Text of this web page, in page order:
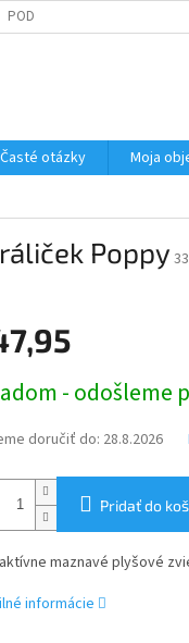
PODMIENKY OOÚ
Časté otázky Moja
Poppy
- odošleme
doručiť do: 28.8.2026
Pridať do
maznavé plyšové
informácie